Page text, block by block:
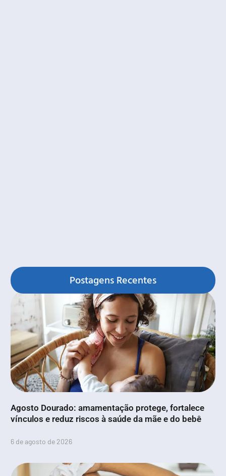
Postagens Recentes
Agosto Dourado: amamentação protege, fortalece
vínculos e reduz riscos à saúde da mãe e do bebê
6 de agosto de 2026